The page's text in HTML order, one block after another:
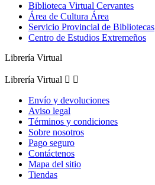
Biblioteca Virtual Cervantes
Área de Cultura Área
Servicio Provincial de Bibliotecas
Centro de Estudios Extremeños
Librería Virtual
Librería Virtual  
Envío y devoluciones
Aviso legal
Términos y condiciones
Sobre nosotros
Pago seguro
Contáctenos
Mapa del sitio
Tiendas